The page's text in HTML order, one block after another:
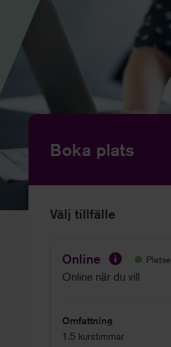
Boka plats
Välj tillfälle
Online
Online när du vill
Omfattning
1.5 kurstimmar